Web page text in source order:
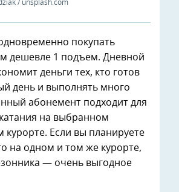
/ unsplash.com
покупать
дешевле 1 подъем. Дневной
деньги тех, кто готов
день и выполнять много
абонемент подходит для
на выбранном
Если вы планируете
на одном и том же курорте,
— очень выгодное